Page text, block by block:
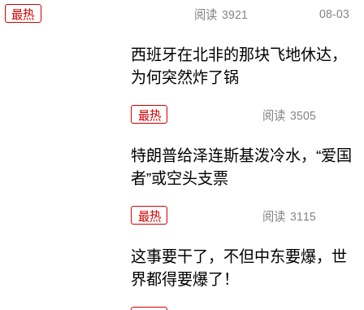
最热 阅读 3921 08-03
西班牙在北非的那块飞地休达，
为何突然炸了锅
最热 阅读 3505
特朗普给泽连斯基泼冷水，“爱国
者”或空头支票
最热 阅读 3115
这事要干了，不但中东要爆，世
界都得要爆了！